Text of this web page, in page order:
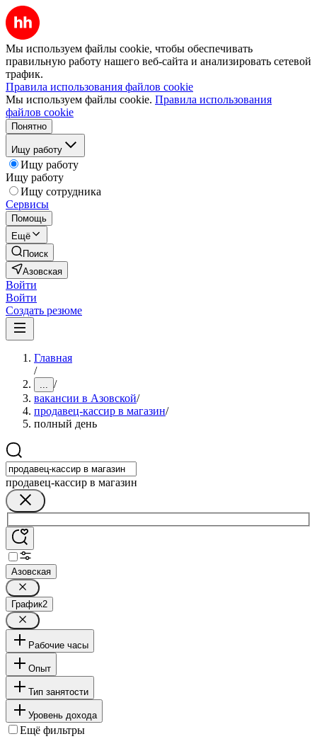
Мы используем файлы cookie, чтобы обеспечивать
правильную работу нашего веб-сайта и анализировать сетевой
трафик.
Правила использования файлов cookie
Мы используем файлы cookie. Правила использования
файлов cookie
Понятно
Ищу работу
Ищу работу
Ищу работу
Ищу сотрудника
Сервисы
Помощь
Ещё
Поиск
Азовская
Войти
Войти
Создать резюме
Главная
/
... /
вакансии в Азовской/
продавец-кассир в магазин/
полный день
продавец-кассир в магазин
Азовская
График2
Рабочие часы
Опыт
Тип занятости
Уровень дохода
Ещё фильтры